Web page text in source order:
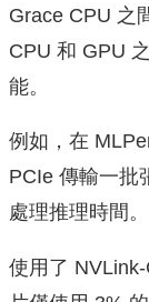
Grace CPU 之
CPU 和 GPU
能。
例如，在
PCIe 傳輸一批
處理推理時間。
使用了